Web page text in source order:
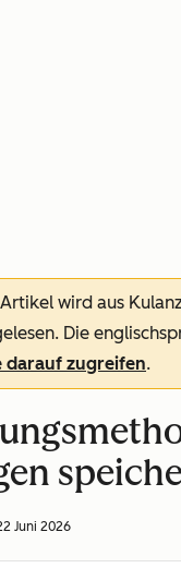
wird aus
Die
darauf zugreifen.
Juni 2026